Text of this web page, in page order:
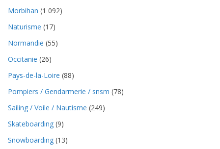
Morbihan (1 092)
Naturisme (17)
Normandie (55)
Occitanie (26)
Pays-de-la-Loire (88)
Pompiers / Gendarmerie / snsm (78)
Sailing / Voile / Nautisme (249)
Skateboarding (9)
Snowboarding (13)